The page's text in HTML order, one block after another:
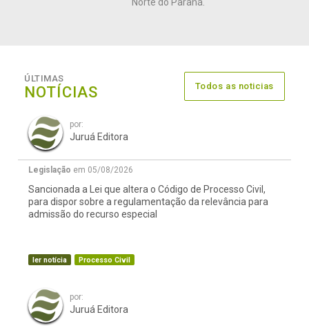
ÚLTIMAS
NOTÍCIAS Todos as noticias
por:
Juruá Editora
Legislação em 05/08/2026
Sancionada a Lei que altera o Código de Processo Civil,
para dispor sobre a regulamentação da relevância para
admissão do recurso especial
ler notícia Processo Civil
por:
Juruá Editora